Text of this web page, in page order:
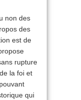
non des
des
est de
rupture
la foi et
qui